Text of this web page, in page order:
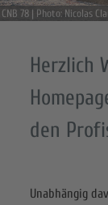
CNB 78 | Photo: Nicolas
Herzlich
den
Unabhängig